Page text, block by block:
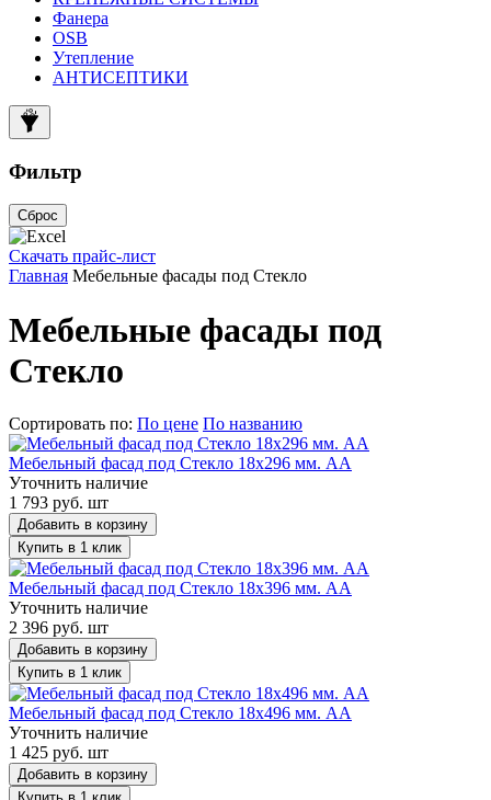
Фанера
OSB
Утепление
АНТИСЕПТИКИ
Фильтр
Сброс
Скачать прайс-лист
Главная Мебельные фасады под Стекло
Мебельные фасады под
Стекло
Сортировать по: По цене По названию
Мебельный фасад под Стекло 18х296 мм. АА
Уточнить наличие
1 793 руб. шт
Добавить в корзину
Купить в 1 клик
Мебельный фасад под Стекло 18х396 мм. АА
Уточнить наличие
2 396 руб. шт
Добавить в корзину
Купить в 1 клик
Мебельный фасад под Стекло 18х496 мм. АА
Уточнить наличие
1 425 руб. шт
Добавить в корзину